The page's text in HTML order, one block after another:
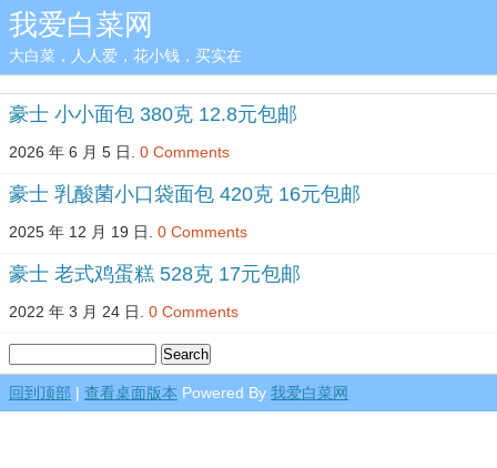
我爱白菜网
大白菜，人人爱，花小钱，买实在
豪士 小小面包 380克 12.8元包邮
2026 年 6 月 5 日. 0 Comments
豪士 乳酸菌小口袋面包 420克 16元包邮
2025 年 12 月 19 日. 0 Comments
豪士 老式鸡蛋糕 528克 17元包邮
2022 年 3 月 24 日. 0 Comments
回到顶部 | 查看桌面版本 Powered By 我爱白菜网